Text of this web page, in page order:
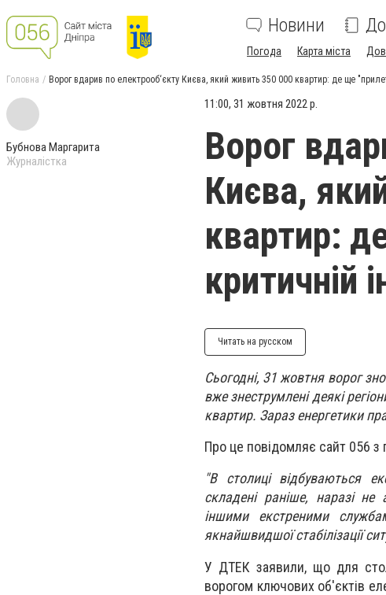
Новини
Погода Карта міста
Головна Ворог вдарив по електрооб‘єкту Києва, який живить 350 000 квартир: де ще
Бубнова Маргарита
Журналістка
11:00, 31 жовтня 2022 р.
Ворог
Києва,
квартир:
критичній
Читать на русском
Сьогодні, 31 жовтня ворог
вже знеструмлені деякі
квартир. Зараз енергетики
Про це повідомляє сайт 056 з
"В столиці відбуваються
складені раніше, наразі не
іншими екстреними
якнайшвидшої стабілізації
У ДТЕК заявили, що для
ворогом ключових об'єктів